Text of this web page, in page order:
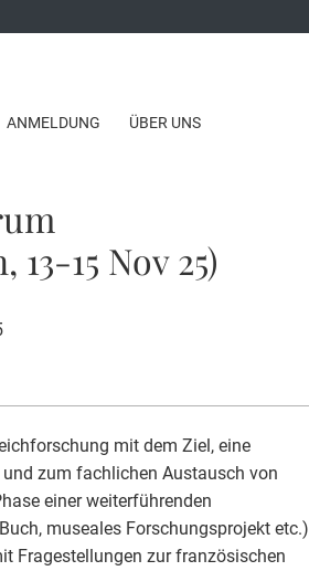
ANMELDUNG ÜBER UNS
15 Nov 25)
mit dem Ziel, eine
zum fachlichen Austausch von
einer weiterführenden
museales Forschungsprojekt etc.)
Fragestellungen zur französischen